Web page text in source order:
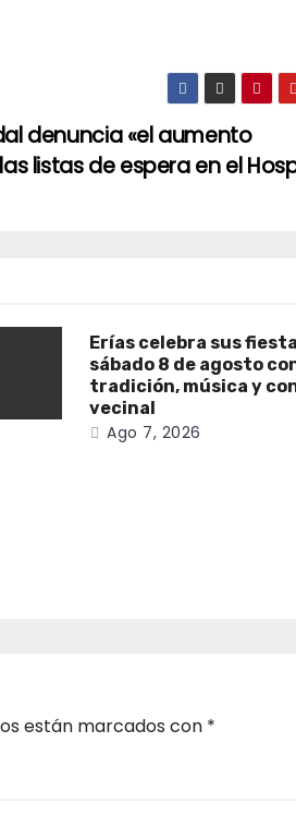
denuncia «el aumento
listas de espera en el
Erías celebra sus
sábado 8 de agosto
tradición, música y
vecinal
Ago 7, 2026
están marcados con *